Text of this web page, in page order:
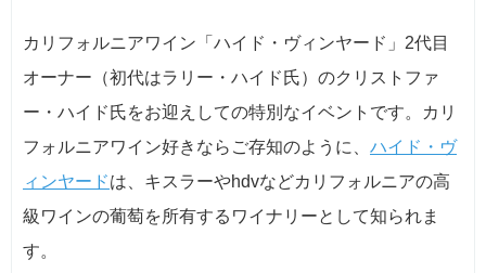
カリフォルニアワイン「ハイド・ヴィンヤード」2代目
オーナー（初代はラリー・ハイド氏）のクリストファ
ー・ハイド氏をお迎えしての特別なイベントです。カリ
フォルニアワイン好きならご存知のように、 ハイド・ヴ
ィンヤードは、キスラーやhdvなどカリフォルニアの高
級ワインの葡萄を所有するワイナリーとして知られま
す。